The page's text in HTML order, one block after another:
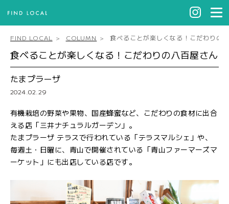
FIND LOCAL COLUMN 食べることが楽しくなる！こだわりの
食べることが楽しくなる！こだわりの八百屋さん
たまプラーザ
2024.02.29
有機栽培の野菜や果物、国産蜂蜜など、こだわりの食材に出合
える店「三井ナチュラルガーデン」。
たまプラーザ テラスで行われている「テラスマルシェ」や、
毎週土・日曜に、青山で開催されている「青山ファーマーズマ
ーケット」にも出店している店です。